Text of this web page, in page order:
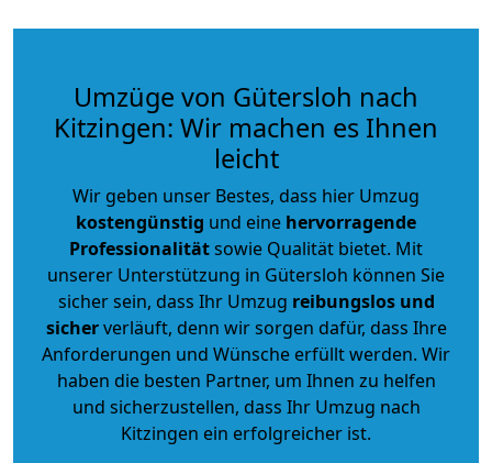
Umzüge von Gütersloh nach
Kitzingen: Wir machen es Ihnen
leicht
Wir geben unser Bestes, dass hier Umzug
kostengünstig und eine hervorragende
Professionalitätsowie Qualität bietet. Mit
unserer Unterstützung in Gütersloh können Sie
sicher sein, dass Ihr Umzug reibungslos und
sicherverläuft, denn wir sorgen dafür, dass Ihre
Anforderungen und Wünsche erfüllt werden. Wir
haben die besten Partner, um Ihnen zu helfen
und sicherzustellen, dass Ihr Umzug nach
Kitzingen ein erfolgreicher ist.